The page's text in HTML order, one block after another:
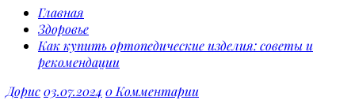
Главная
Здоровье
Как купить ортопедические изделия: советы и
рекомендации
Дорис03.07.2024 0 Комментарии